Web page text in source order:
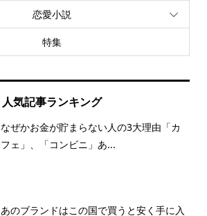
恋愛小説
特集
人気記事ランキング
なぜかお金が貯まらない人の3大理由「カ
フェ」、「コンビニ」あ...
あのブランドはこの国で買うと安く手に入